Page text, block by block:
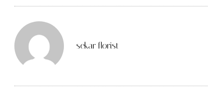
sekar florist